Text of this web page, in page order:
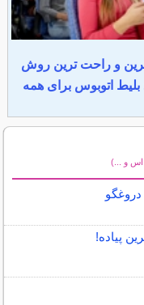
و راحت ترین روش
بلیط اتوبوس برای همه
اس و ...)
دروغگو
پیاده!